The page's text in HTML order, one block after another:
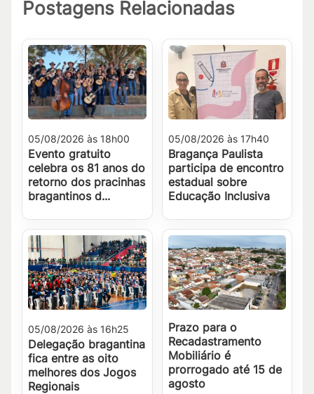
Postagens Relacionadas
05/08/2026 às 18h00
Evento gratuito
celebra os 81 anos do
retorno dos pracinhas
bragantinos d...
05/08/2026 às 17h40
Bragança Paulista
participa de encontro
estadual sobre
Educação Inclusiva
05/08/2026 às 16h25
Delegação bragantina
fica entre as oito
melhores dos Jogos
Regionais
Prazo para o
Recadastramento
Mobiliário é
prorrogado até 15 de
agosto